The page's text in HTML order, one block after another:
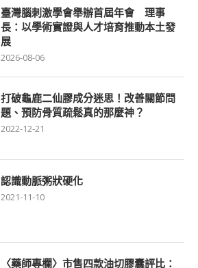
臺灣腦刺激學會舉辦首屆年會 理事
長：以學術實證與人才培育推動本土發
展
2026-08-06
打破龜鹿二仙膠成分迷思！改善關節問
題、預防骨質疏鬆真的那麼神？
2022-12-21
認識動脈粥狀硬化
2021-11-10
〈藥師專欄〉市售四款油切膠囊評比：